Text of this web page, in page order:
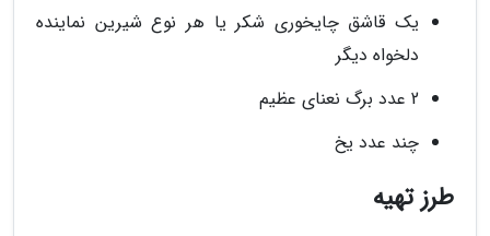
یک قاشق چایخوری شکر یا هر نوع شیرین نماینده
دلخواه دیگر
2 عدد برگ نعنای عظیم
چند عدد یخ
طرز تهیه